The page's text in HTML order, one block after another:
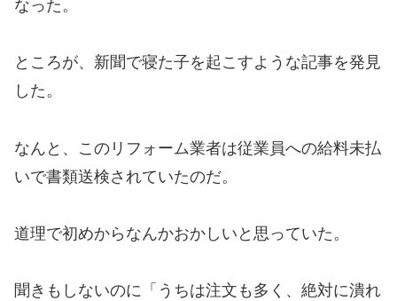
なった。
ところが、新聞で寝た子を起こすような記事を発見
した。
なんと、このリフォーム業者は従業員への給料未払
いで書類送検されていたのだ。
道理で初めからなんかおかしいと思っていた。
聞きもしないのに「うちは注文も多く、絶対に潰れ